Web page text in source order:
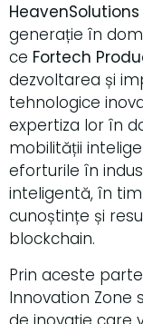
HeavenSolutions
generație în
ce Fortech
dezvoltarea și
tehnologice
expertiza lor în
mobilității
eforturile în
inteligentă, în
cunoștințe și
blockchain.
Prin aceste
Innovation Zone